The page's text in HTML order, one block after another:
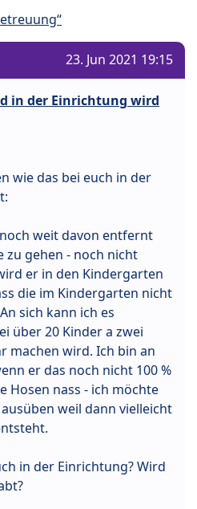
23. Jun 2021 19:15
in der Einrichtung wird
wie das bei euch in der
weit davon entfernt
zu gehen - noch nicht
er in den Kindergarten
die im Kindergarten nicht
sich kann ich es
über 20 Kinder a zwei
machen wird. Ich bin an
er das noch nicht 100 %
Hosen nass - ich möchte
weil dann vielleicht
in der Einrichtung? Wird